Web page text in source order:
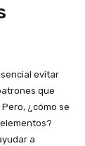
evitar
que
¿cómo se
a